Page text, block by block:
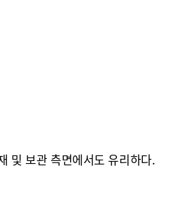
및 보관 측면에서도 유리하다.